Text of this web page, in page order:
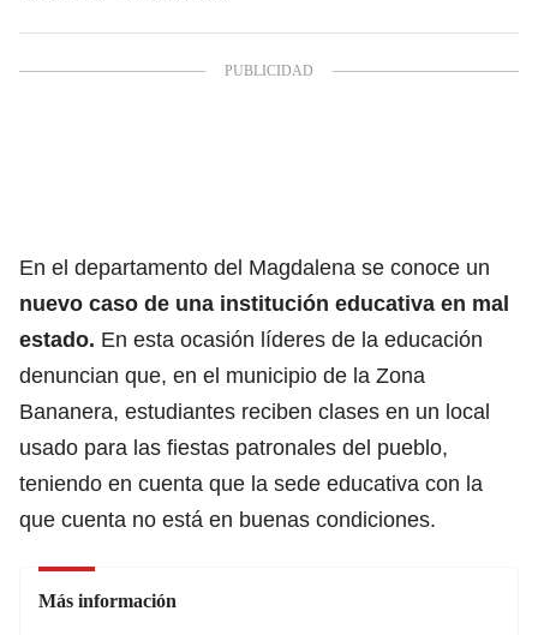
En el departamento del Magdalena se conoce un
nuevo caso de una institución educativa en mal
estado. En esta ocasión líderes de la educación
denuncian que, en el municipio de la Zona
Bananera, estudiantes reciben clases en un local
usado para las fiestas patronales del pueblo,
teniendo en cuenta que la sede educativa con la
que cuenta no está en buenas condiciones.
Más información